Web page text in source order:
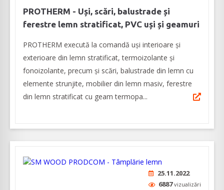
PROTHERM - Uși, scări, balustrade și
ferestre lemn stratificat, PVC uși și geamuri
PROTHERM execută la comandă uși interioare și
exterioare din lemn stratificat, termoizolante și
fonoizolante, precum și scări, balustrade din lemn cu
elemente strunjite, mobilier din lemn masiv, ferestre
din lemn stratificat cu geam termopa...
25.11.2022
6887vizualizări